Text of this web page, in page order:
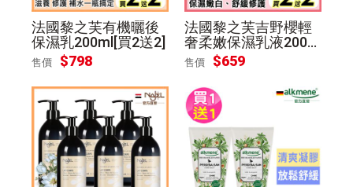
法國黎之芙有機曬後
保濕乳200ml[買2送2]
售價 $798
法國黎之芙吉野櫻輕
奢柔嫩保濕乳液200m
l[買2送2]
售價 $659